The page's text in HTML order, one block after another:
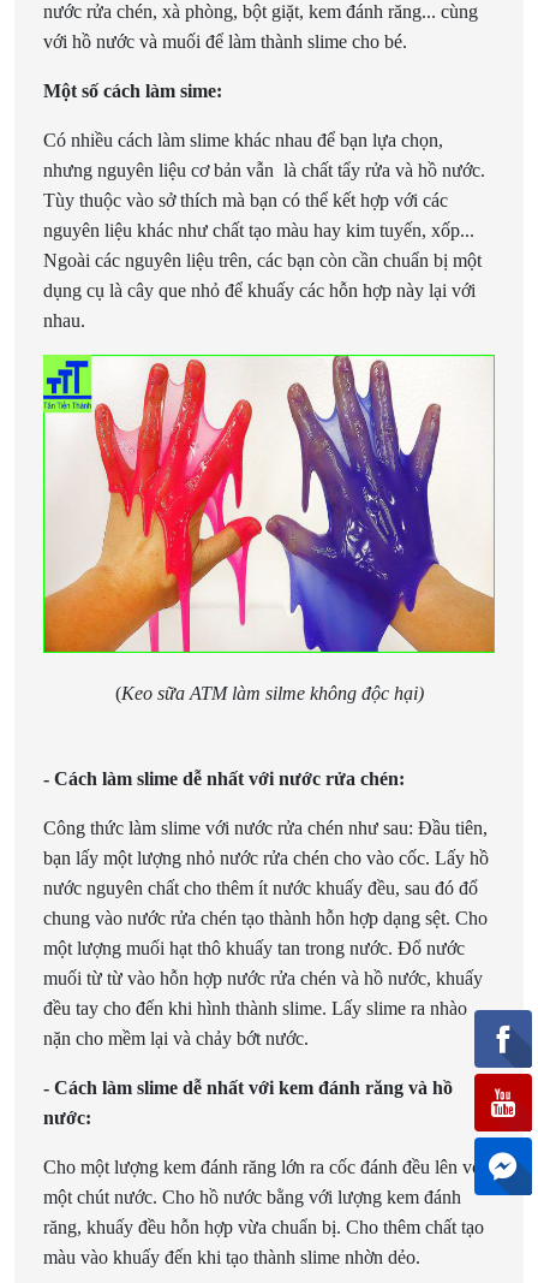
nước rửa chén, xà phòng, bột giặt, kem đánh răng... cùng
với hồ nước và muối để làm thành slime cho bé.
Một số cách làm sime:
Có nhiều cách làm slime khác nhau để bạn lựa chọn,
nhưng nguyên liệu cơ bản vẫn là chất tẩy rửa và hồ nước.
Tùy thuộc vào sở thích mà bạn có thể kết hợp với các
nguyên liệu khác như chất tạo màu hay kim tuyến, xốp...
Ngoài các nguyên liệu trên, các bạn còn cần chuẩn bị một
dụng cụ là cây que nhỏ để khuấy các hỗn hợp này lại với
nhau.
(Keo sữa ATM làm silme không độc hại)
- Cách làm slime dễ nhất với nước rửa chén:
Công thức làm slime với nước rửa chén như sau: Đầu tiên,
bạn lấy một lượng nhỏ nước rửa chén cho vào cốc. Lấy hồ
nước nguyên chất cho thêm ít nước khuấy đều, sau đó đổ
chung vào nước rửa chén tạo thành hỗn hợp dạng sệt. Cho
một lượng muối hạt thô khuấy tan trong nước. Đổ nước
muối từ từ vào hỗn hợp nước rửa chén và hồ nước, khuấy
đều tay cho đến khi hình thành slime. Lấy slime ra nhào
nặn cho mềm lại và chảy bớt nước.
- Cách làm slime dễ nhất với kem đánh răng và hồ
nước:
Cho một lượng kem đánh răng lớn ra cốc đánh đều lên với
một chút nước. Cho hồ nước bằng với lượng kem đánh
răng, khuấy đều hỗn hợp vừa chuẩn bị. Cho thêm chất tạo
màu vào khuấy đến khi tạo thành slime nhờn dẻo.